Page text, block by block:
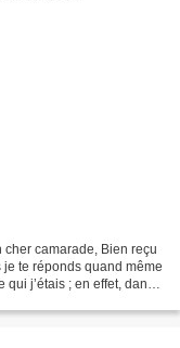
camarade, Bien reçu
je te réponds quand même
j’étais ; en effet, dans